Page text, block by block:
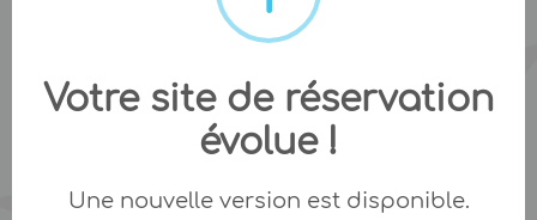
Votre site de réservation
évolue !
Une nouvelle version est disponible.